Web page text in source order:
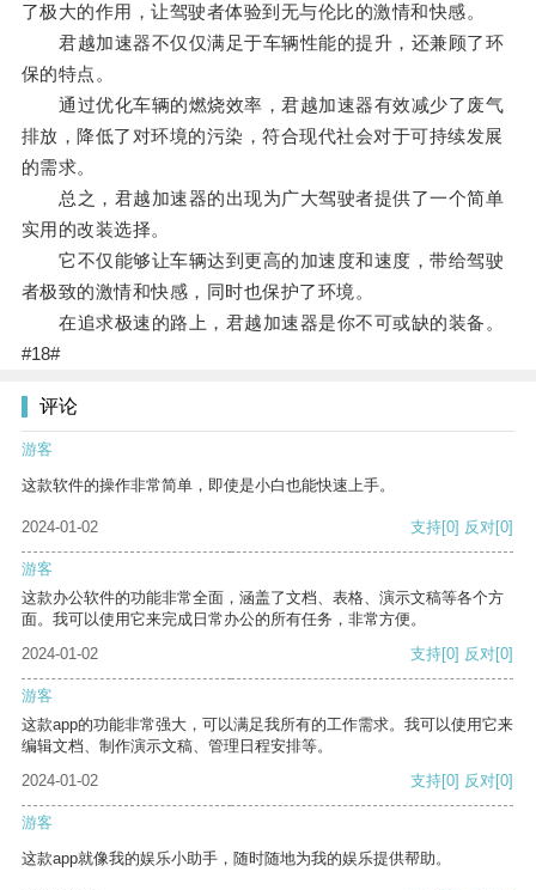
了极大的作用，让驾驶者体验到无与伦比的激情和快感。
君越加速器不仅仅满足于车辆性能的提升，还兼顾了环
保的特点。
通过优化车辆的燃烧效率，君越加速器有效减少了废气
排放，降低了对环境的污染，符合现代社会对于可持续发展
的需求。
总之，君越加速器的出现为广大驾驶者提供了一个简单
实用的改装选择。
它不仅能够让车辆达到更高的加速度和速度，带给驾驶
者极致的激情和快感，同时也保护了环境。
在追求极速的路上，君越加速器是你不可或缺的装备。
#18#
评论
游客
这款软件的操作非常简单，即使是小白也能快速上手。
2024-01-02 支持[0] 反对[0]
游客
这款办公软件的功能非常全面，涵盖了文档、表格、演示文稿等各个方
面。我可以使用它来完成日常办公的所有任务，非常方便。
2024-01-02
支持[0] 反对[0]
游客
这款app的功能非常强大，可以满足我所有的工作需求。我可以使用它来
编辑文档、制作演示文稿、管理日程安排等。
2024-01-02
支持[0] 反对[0]
游客
这款app就像我的娱乐小助手，随时随地为我的娱乐提供帮助。